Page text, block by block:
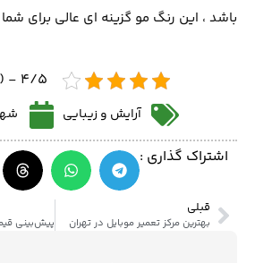
، این رنگ مو گزینه ای عالی برای شما است.
4/5 - (4 امتیاز)
آرایش و زیبایی شهریور 15, 1404
گذاری :
بهترین مرکز تعمیر موبایل در تهران